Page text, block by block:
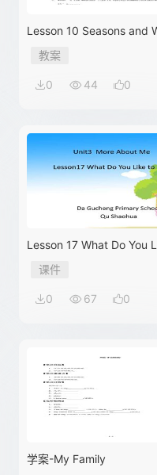
Lesson 10 Seasons and
教案
0 44 0
Lesson 17 What Do You
课件
0 67 0
学案-My Family